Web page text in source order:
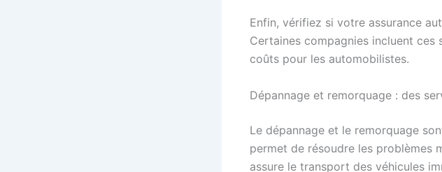
Enfin, vérifiez si votre assurance
Certaines compagnies incluent ces
coûts pour les automobilistes.
Dépannage et remorquage : des
Le dépannage et le remorquage
permet de résoudre les problèmes
assure le transport des véhicules